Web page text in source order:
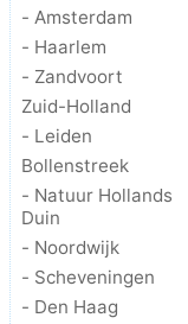
- Amsterdam
- Haarlem
- Zandvoort
Zuid-Holland
- Leiden
Bollenstreek
- Natuur Hollands
Duin
- Noordwijk
- Scheveningen
- Den Haag